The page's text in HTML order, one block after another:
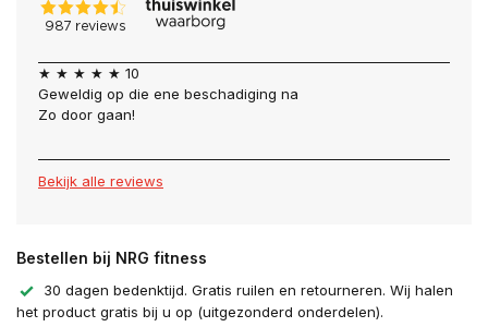
★ ★ ★ ★ ★ 10
Geweldig op die ene beschadiging na
Zo door gaan!
Bekijk alle reviews
Bestellen bij NRG fitness
30 dagen bedenktijd. Gratis ruilen en retourneren. Wij halen
het product gratis bij u op (uitgezonderd onderdelen).